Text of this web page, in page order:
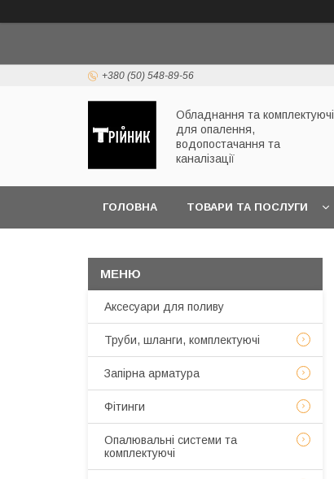
+380 (50) 548-89-56
Обладнання та комплектуючі
для опалення,
водопостачання та
каналізації
ГОЛОВНА ТОВАРИ ТА ПОСЛУГИ
Аксесуари для поливу
Труби, шланги, комплектуючі
Запірна арматура
Фітинги
Опалювальні системи та
комплектуючі